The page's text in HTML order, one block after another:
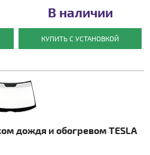
В наличии
КУПИТЬ С УСТАНОВКОЙ
дождя и обогревом TESLA